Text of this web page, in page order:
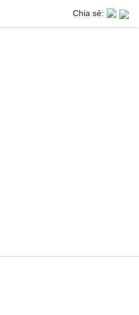
Chia sẻ: